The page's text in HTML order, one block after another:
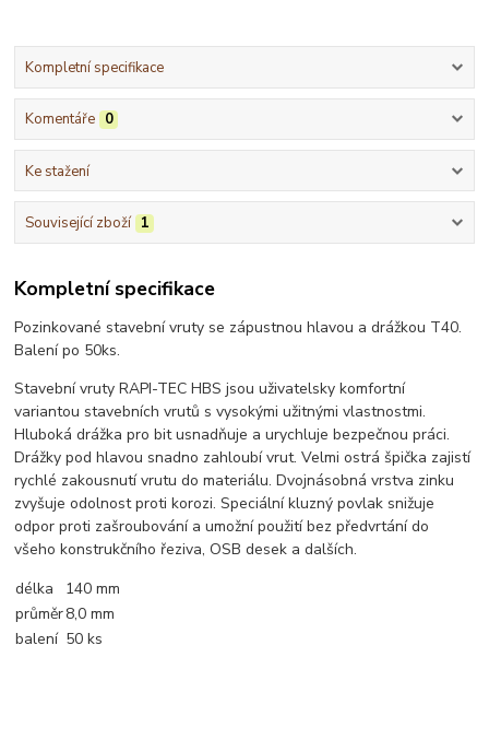
Kompletní specifikace
Komentáře 0
Ke stažení
Související zboží 1
Kompletní specifikace
Pozinkované stavební vruty se zápustnou hlavou a drážkou T40.
Balení po 50ks.
Stavební vruty RAPI-TEC HBS jsou uživatelsky komfortní
variantou stavebních vrutů s vysokými užitnými vlastnostmi.
Hluboká drážka pro bit usnadňuje a urychluje bezpečnou práci.
Drážky pod hlavou snadno zahloubí vrut. Velmi ostrá špička zajistí
rychlé zakousnutí vrutu do materiálu. Dvojnásobná vrstva zinku
zvyšuje odolnost proti korozi. Speciální kluzný povlak snižuje
odpor proti zašroubování a umožní použití bez předvrtání do
všeho konstrukčního řeziva, OSB desek a dalších.
délka
140 mm
průměr8,0 mm
balení 50 ks